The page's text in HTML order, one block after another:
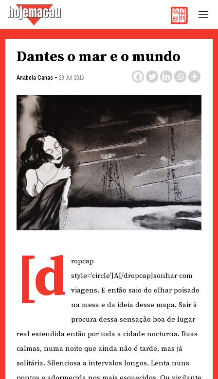
Dantes o mar e o mundo
Anabela Canas - 29 Jul 2016
[d
ropcap
style=’circle’]A[/dropcap]sonhar com
viagens. E então saio do olhar poisado
na mesa e da ideia desse mapa. Sair à
procura dessa sensação boa de lugar
real estendida então por toda a cidade nocturna. Ruas
calmas, numa noite que ainda não é tarde, mas já
solitária. Silenciosa a intervalos longos. Lenta nuns